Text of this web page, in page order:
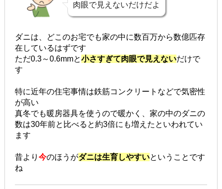
肉眼で見えないだけだよ
ダニは、どこのお宅でも家の中に数百万から数億匹存
在しているはずです
ただ0.3～0.6mmと小さすぎて肉眼で見えないだけで
す
特に近年の住宅事情は鉄筋コンクリートなどで気密性
が高い
真冬でも暖房器具を使うので暖かく、家の中のダニの
数は30年前と比べると約3倍にも増えたといわれてい
ます
昔より 今のほうがダニは生育しやすいということです
ね